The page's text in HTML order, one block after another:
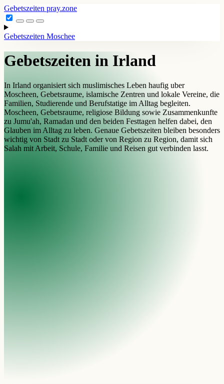
Gebetszeiten pray.zone
Gebetszeiten Moschee
Gebetszeiten in Irland
In Irland organisiert sich muslimisches Leben haufig uber
Moscheen, Gebetsraume, islamische Zentren und lokale Vereine, die
Familien, Studierende und Berufstatige im Alltag begleiten.
Moscheen, Gebetsraume, religiose Bildung sowie Zusammenkunfte
zu Jumu'ah, Ramadan und den beiden Festtagen helfen dabei, den
Glauben im Alltag zu leben. Genaue Gebetszeiten bleiben besonders
wichtig von Stadt zu Stadt oder von Region zu Region, damit sich
Salah mit Arbeit, Schule, Familie und Reisen gut verbinden lasst.